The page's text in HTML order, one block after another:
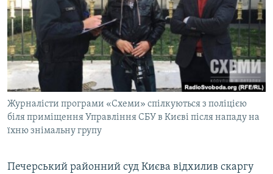
МУЛЬТИМЕДІА
ФОТО
СПЕЦПРОЄКТИ
ПОДКАСТИ
КРИМ РЕАЛІЇ
РУС
КТАТ
Журналісти програми «Схеми» спілкуються з поліцією
біля приміщення Управління СБУ в Києві після нападу на
їхню знімальну групу
Печерський районний суд Києва відхилив скаргу